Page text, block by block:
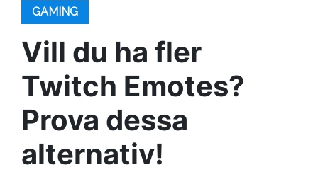
GAMING
Vill du ha fler
Twitch Emotes?
Prova dessa
alternativ!